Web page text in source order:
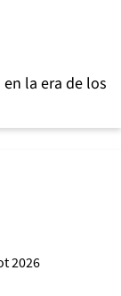
la era de los